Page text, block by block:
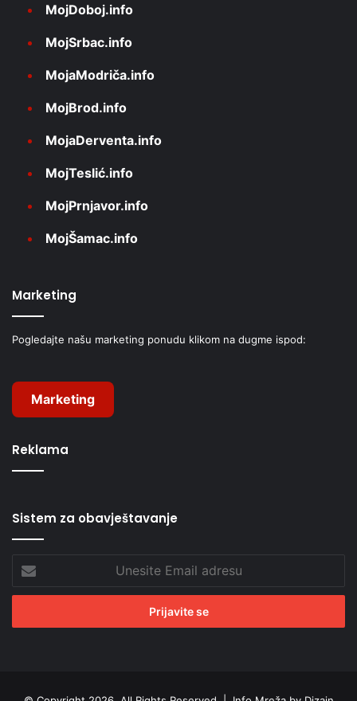
MojDoboj.info
MojSrbac.info
MojaModriča.info
MojBrod.info
MojaDerventa.info
MojTeslić.info
MojPrnjavor.info
MojŠamac.info
Marketing
Pogledajte našu marketing ponudu klikom na dugme ispod:
Marketing
Reklama
Sistem za obavještavanje
Email
adresu